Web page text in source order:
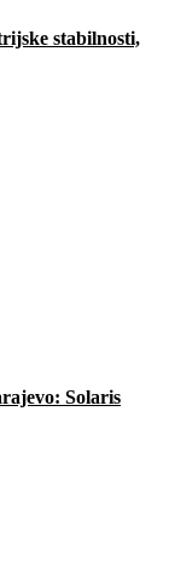
stabilnosti,
Solaris